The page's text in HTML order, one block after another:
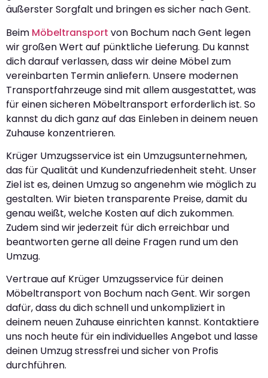
äußerster Sorgfalt und bringen es sicher nach Gent.
Beim Möbeltransport von Bochum nach Gent legen
wir großen Wert auf pünktliche Lieferung. Du kannst
dich darauf verlassen, dass wir deine Möbel zum
vereinbarten Termin anliefern. Unsere modernen
Transportfahrzeuge sind mit allem ausgestattet, was
für einen sicheren Möbeltransport erforderlich ist. So
kannst du dich ganz auf das Einleben in deinem neuen
Zuhause konzentrieren.
Krüger Umzugsservice ist ein Umzugsunternehmen,
das für Qualität und Kundenzufriedenheit steht. Unser
Ziel ist es, deinen Umzug so angenehm wie möglich zu
gestalten. Wir bieten transparente Preise, damit du
genau weißt, welche Kosten auf dich zukommen.
Zudem sind wir jederzeit für dich erreichbar und
beantworten gerne all deine Fragen rund um den
Umzug.
Vertraue auf Krüger Umzugsservice für deinen
Möbeltransport von Bochum nach Gent. Wir sorgen
dafür, dass du dich schnell und unkompliziert in
deinem neuen Zuhause einrichten kannst. Kontaktiere
uns noch heute für ein individuelles Angebot und lasse
deinen Umzug stressfrei und sicher von Profis
durchführen.